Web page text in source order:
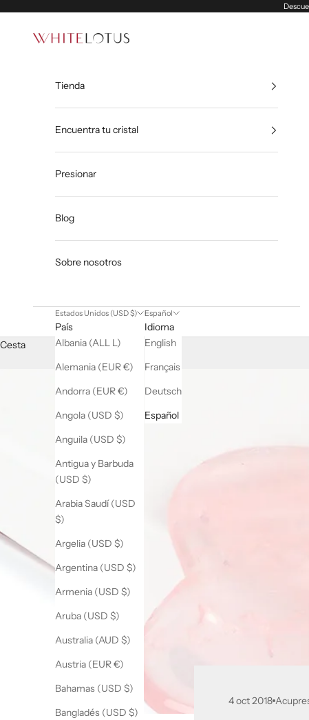
White Lotus
Tienda
Encuentra tu cristal
Presionar
Blog
Sobre nosotros
Estados Unidos (USD $)
País
Albania (ALL L)
Alemania (EUR €)
Andorra (EUR €)
Angola (USD $)
Anguila (USD $)
Antigua y Barbuda
(USD $)
Arabia Saudí (USD
$)
Argelia (USD $)
Argentina (USD $)
Armenia (USD $)
Aruba (USD $)
Australia (AUD $)
Austria (EUR €)
Bahamas (USD $)
Bangladés (USD $)
Español
Idioma
English
Français
Deutsch
Español
Cesta
4 oct 2018